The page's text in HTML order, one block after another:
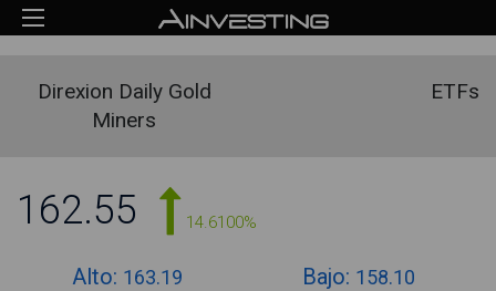
Direxion Daily Gold
Miners
ETFs
162.55 14.6100%
Alto: 163.19 Bajo: 158.10